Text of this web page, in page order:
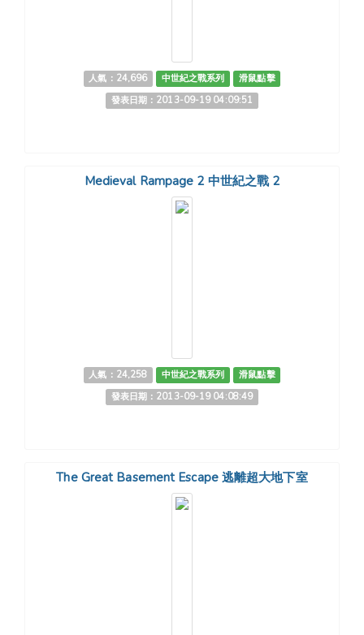
人氣：24,696 中世紀之戰系列
滑鼠點擊
發表日期：2013-09-19 04:09:51
Medieval Rampage 2 中世紀之戰 2
人氣：24,258 中世紀之戰系列
滑鼠點擊
發表日期：2013-09-19 04:08:49
The Great Basement Escape 逃離超大地下室